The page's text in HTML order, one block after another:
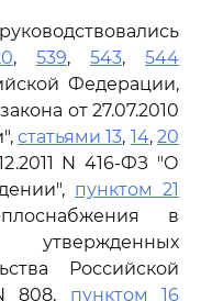
, 539, 543,544
Федерации,
от 27.07.2010
статьями 13, 14,20
N 416-ФЗ "О
пунктом 21
в
утвержденных
Российской
808, пунктом 16